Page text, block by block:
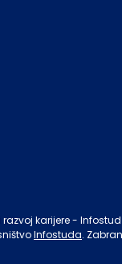
karijere - Infostud.
Infostuda.